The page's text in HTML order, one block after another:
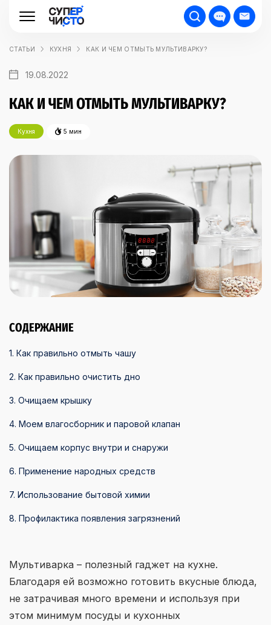
СТАТЬИ КУХНЯ КАК И ЧЕМ ОТМЫТЬ МУЛЬТИВАРКУ?
19.08.2022
КАК И ЧЕМ ОТМЫТЬ МУЛЬТИВАРКУ?
Кухня 5 мин
СОДЕРЖАНИЕ
1. Как правильно отмыть чашу
2. Как правильно очистить дно
3. Очищаем крышку
4. Моем влагосборник и паровой клапан
5. Очищаем корпус внутри и снаружи
6. Применение народных средств
7. Использование бытовой химии
8. Профилактика появления загрязнений
Мультиварка – полезный гаджет на кухне.
Благодаря ей возможно готовить вкусные блюда,
не затрачивая много времени и используя при
этом минимум посуды и кухонных